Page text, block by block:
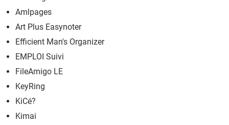
Amlpages
Art Plus Easynoter
Efficient Man's Organizer
EMPLOI Suivi
FileAmigo LE
KeyRing
KiCé?
Kimai